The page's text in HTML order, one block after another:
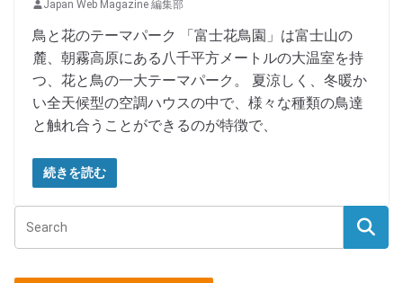
Japan Web Magazine 編集部
鳥と花のテーマパーク 「富士花鳥園」は富士山の
麓、朝霧高原にある八千平方メートルの大温室を持
つ、花と鳥の一大テーマパーク。 夏涼しく、冬暖か
い全天候型の空調ハウスの中で、様々な種類の鳥達
と触れ合うことができるのが特徴で、
続きを読む